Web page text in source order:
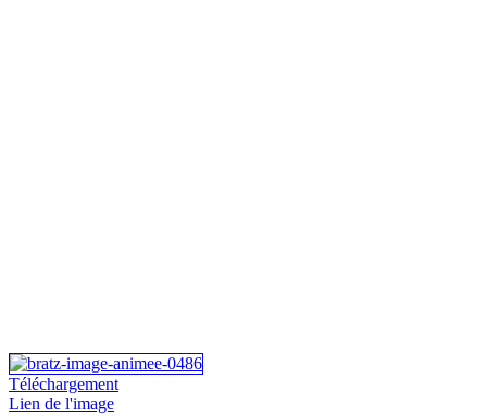
Téléchargement
Lien de l'image